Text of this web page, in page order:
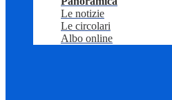
Le notizie
Le circolari
Albo online